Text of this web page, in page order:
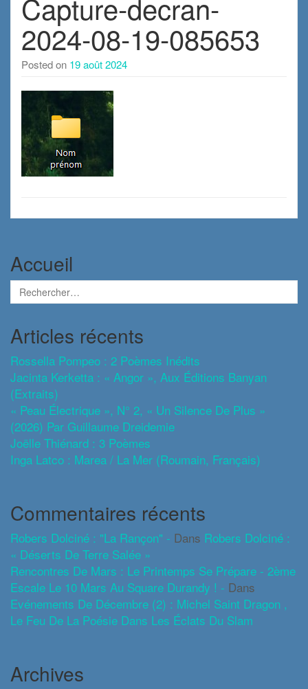
Capture-decran-
2024-08-19-085653
Posted on 19 août 2024
Accueil
Articles récents
Rossella Pompeo : 2 Poèmes Inédits
Jacinta Kerketta : « Angor », Aux Éditions Banyan
(extraits)
« Peau Électrique », N° 2, « Un Silence De Plus »
(2026) Par Guillaume Dreidemie
Joëlle Thiénard : 3 Poèmes
Inga Latco : Marea / La Mer (roumain, Français)
Commentaires récents
Robers Dolciné : "La Rançon" - Dans Robers Dolciné :
« Déserts De Terre Salée »
Rencontres De Mars : Le Printemps Se Prépare - 2ème
Escale Le 10 Mars Au Square Durandy ! - Dans
Evénements De Décembre (2) : Michel Saint Dragon ,
Le Feu De La Poésie Dans Les Éclats Du Slam
Archives